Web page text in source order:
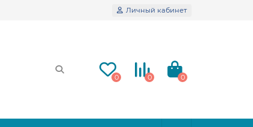
Личный кабинет
0 0 0